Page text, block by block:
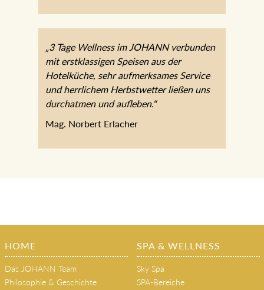
„3 Tage Wellness im JOHANN verbunden
mit erstklassigen Speisen aus der
Hotelküche, sehr aufmerksames Service
und herrlichem Herbstwetter ließen uns
durchatmen und aufleben.“
Mag. Norbert Erlacher
HOME
Das JOHANN Team
Philosophie & Geschichte
SPA & WELLNESS
Sky Spa
SPA-Bereiche